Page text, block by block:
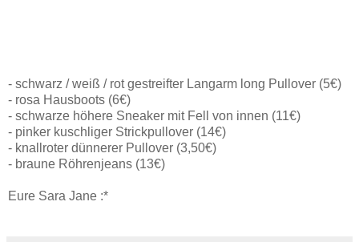
- schwarz / weiß / rot gestreifter Langarm long Pullover (5€)
- rosa Hausboots (6€)
- schwarze höhere Sneaker mit Fell von innen (11€)
- pinker kuschliger Strickpullover (14€)
- knallroter dünnerer Pullover (3,50€)
- braune Röhrenjeans (13€)
Eure Sara Jane :*